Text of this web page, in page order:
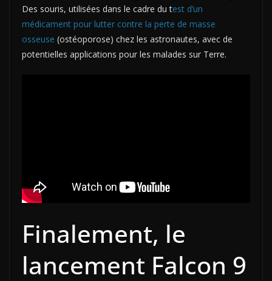
Des souris, utilisées dans le cadre du test d’un
médicament pour lutter contre la perte de masse
osseuse (ostéoporose) chez les astronautes, avec de
potentielles applications pour les malades sur Terre.
Finalement, le
lancement Falcon 9